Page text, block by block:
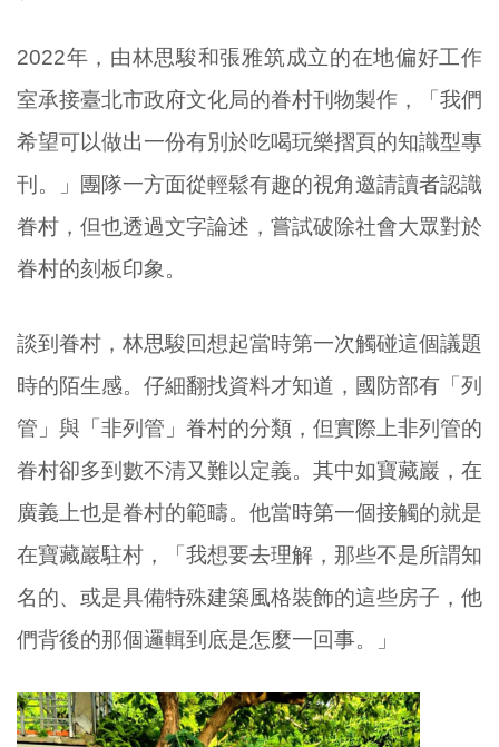
2022年，由林思駿和張雅筑成立的在地偏好工作
室承接臺北市政府文化局的眷村刊物製作，「我們
希望可以做出一份有別於吃喝玩樂摺頁的知識型專
刊。」團隊一方面從輕鬆有趣的視角邀請讀者認識
眷村，但也透過文字論述，嘗試破除社會大眾對於
眷村的刻板印象。
談到眷村，林思駿回想起當時第一次觸碰這個議題
時的陌生感。仔細翻找資料才知道，國防部有「列
管」與「非列管」眷村的分類，但實際上非列管的
眷村卻多到數不清又難以定義。其中如寶藏巖，在
廣義上也是眷村的範疇。他當時第一個接觸的就是
在寶藏巖駐村，「我想要去理解，那些不是所謂知
名的、或是具備特殊建築風格裝飾的這些房子，他
們背後的那個邏輯到底是怎麼一回事。」